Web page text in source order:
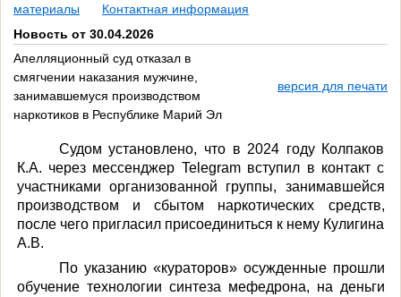
материалы
Контактная информация
Новость от 30.04.2026
Апелляционный суд отказал в
смягчении наказания мужчине,
занимавшемуся производством
наркотиков в Республике Марий Эл
версия для печати
Судом установлено, что в 2024 году Колпаков
К.А. через мессенджер Telegram вступил в контакт с
участниками организованной группы, занимавшейся
производством и сбытом наркотических средств,
после чего пригласил присоединиться к нему Кулигина
А.В.
По указанию «кураторов» осужденные прошли
обучение технологии синтеза мефедрона, на деньги